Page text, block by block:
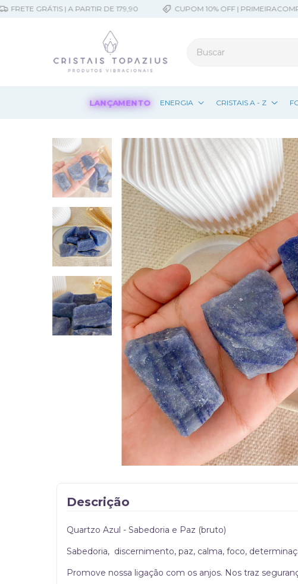
GRÁTIS | A PARTIR DE 179,90 CUPOM 10% OFF | PRIMEIRACOMPRA
LANÇAMENTO ENERGIA CRISTAIS A - Z
Descrição
Quartzo Azul - Sabedoria e Paz (bruto)
Sabedoria, discernimento, paz, calma, foco,
Promove nossa ligação com os anjos. Nos traz